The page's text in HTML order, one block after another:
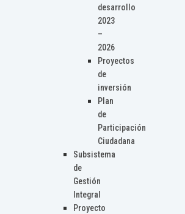
desarrollo
2023
–
2026
Proyectos
de
inversión
Plan
de
Participación
Ciudadana
Subsistema
de
Gestión
Integral
Proyecto